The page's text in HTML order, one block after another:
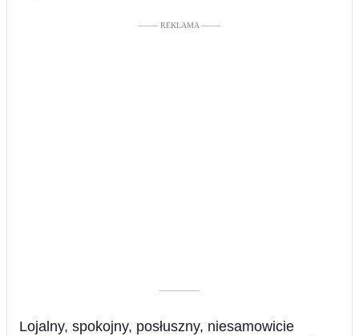
––––– REKLAMA –––––
––––––––––
Lojalny, spokojny, posłuszny, niesamowicie